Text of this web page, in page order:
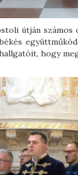
útján
hogy